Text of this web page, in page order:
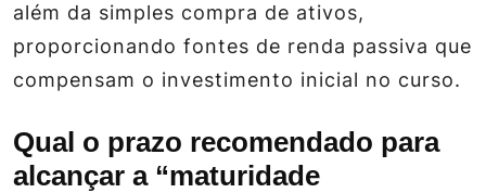
além da simples compra de ativos,
proporcionando fontes de renda passiva que
compensam o investimento inicial no curso.
Qual o prazo recomendado para
alcançar a “maturidade